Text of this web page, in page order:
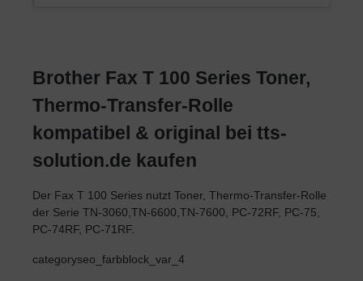
Brother Fax T 100 Series Toner,
Thermo-Transfer-Rolle
kompatibel & original bei tts-
solution.de kaufen
Der Fax T 100 Series nutzt Toner, Thermo-Transfer-Rolle
der Serie TN-3060,TN-6600,TN-7600, PC-72RF, PC-75,
PC-74RF, PC-71RF.
categoryseo_farbblock_var_4